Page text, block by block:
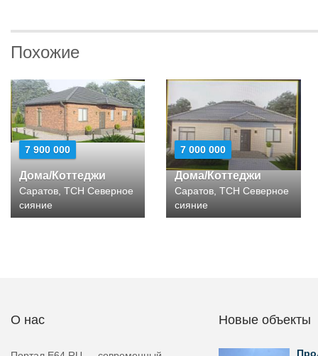
Похожие
7 900 000
Дома/Коттеджи
Саратов, ТСН Северное
сияние
7 000 000
Дома/Коттеджи
Саратов, ТСН Северное
сияние
О нас Новые объекты